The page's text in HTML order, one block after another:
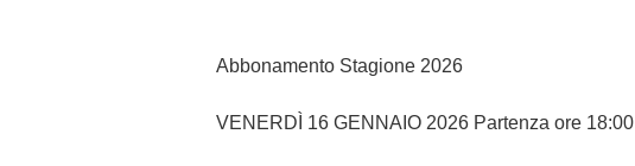
Abbonamento Stagione 2026
VENERDÌ 16 GENNAIO 2026 Partenza ore 18:00